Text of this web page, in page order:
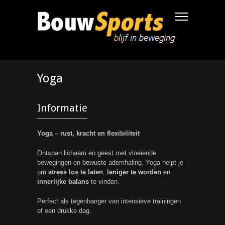
Yoga
Informatie
Yoga – rust, kracht en flexibiliteit
Ontspan lichaam en geest met vloeiende
bewegingen en bewuste ademhaling. Yoga helpt je
om stress los te laten, leniger te worden en
innerlijke balans te vinden.
Perfect als tegenhanger van intensieve trainingen
of een drukke dag.